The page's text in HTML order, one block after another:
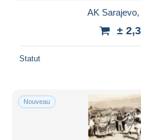
Monde entier
AK
±
Statut
Nouveau